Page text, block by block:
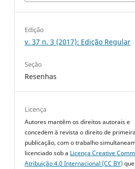
Edição
v. 37 n. 3 (2017): Edição Regular
Seção
Resenhas
Licença
Autores mantêm os direitos autorais e
concedem à revista o direito de
publicação, com o trabalho
licenciado sob a Licença Creative
Atribuição 4.0 Internacional (CC BY)que